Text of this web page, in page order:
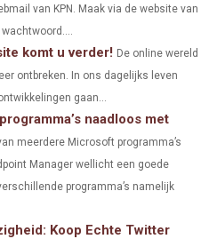
T
van KPN. Maak via de website van
komt u verder! De online wereld
ontbreken. In ons dagelijks leven
gaan...
naadloos met
meerdere Microsoft programma’s
Manager wellicht een goede
programma’s namelijk
Koop Echte Twitter